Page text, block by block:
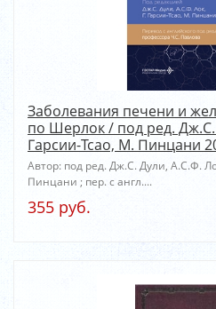
Заболевания печени и
по Шерлок / под ред.
Гарсии-Тсао, М. Пинцани
Автор: под ред. Дж.С. Дули, А.С.Ф.
Пинцани ; пер. с англ....
355 руб.